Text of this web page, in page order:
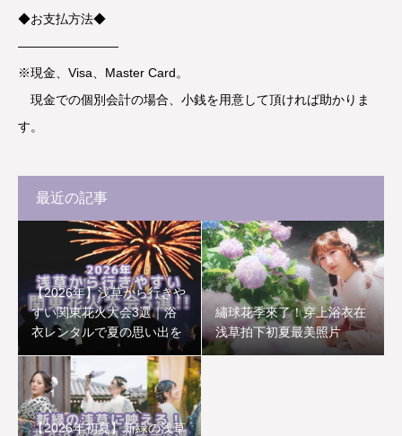
◆お支払方法◆
————————
※現金、Visa、Master Card。
現金での個別会計の場合、小銭を用意して頂ければ助かりま
す。
最近の記事
【2026年】浅草から行きや
すい関東花火大会3選｜浴
衣レンタルで夏の思い出を
繡球花季來了！穿上浴衣在
浅草拍下初夏最美照片
【2026年初夏】新緑の浅草